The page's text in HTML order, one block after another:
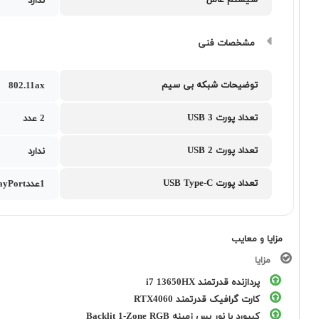
مشخصات فنی
توضیحات شبکه بی سیم 802.11ax
تعداد پورت USB 3 2 عدد
تعداد پورت USB 2 ندارد
تعداد پورت USB Type-C 1عددUSB 3.2 Gen 2 Type-C support DisplayPort به همراه یک عدد Thunderbolt 4
مزایا و معایب
مزایا
پردازنده قدرتمند i7 13650HX
کارت گرافیک قدرتمند RTX4060